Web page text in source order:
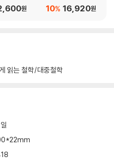
원 16,920원
10%
읽는 철학/대중철학